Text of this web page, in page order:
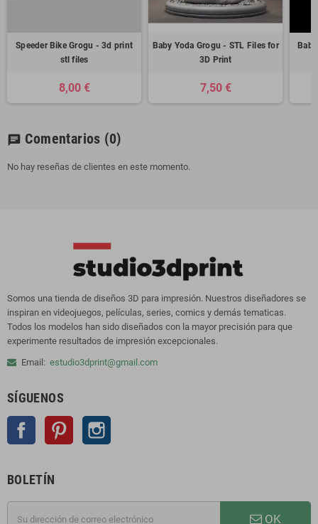
Speeder Bike Grogu - 3d print
stl files
8,00 €
Baby Yoda Grogu - STL Files for
3D Print
7,50 €
chat Comentarios (0)
No hay reseñas de clientes en este momento.
Somos una tienda de diseños 3D para impresión. Nuestros diseñadores se
inspiran en videojuegos, películas, series, comics y demás tematicas.
Todos los modelos han sido diseñados con la mayor precisión para que
experimente resultados de impresión excepcionales.
Email: estudio3dprint@gmail.com
SÍGUENOS
Facebook Pinterest
BOLETÍN
OK